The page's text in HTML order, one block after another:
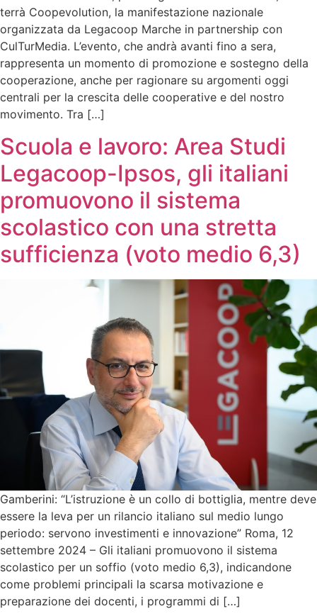
terrà Coopevolution, la manifestazione nazionale
organizzata da Legacoop Marche in partnership con
CulTurMedia. L’evento, che andrà avanti fino a sera,
rappresenta un momento di promozione e sostegno della
cooperazione, anche per ragionare su argomenti oggi
centrali per la crescita delle cooperative e del nostro
movimento. Tra […]
Scuola e lavoro: Area Studi
Legacoop-Ipsos, gli italiani
promuovono il sistema
scolastico con una stretta
sufficienza (voto medio 6,3)
Gamberini: “L’istruzione è un collo di bottiglia, mentre deve
essere la leva per un rilancio italiano sul medio lungo
periodo: servono investimenti e innovazione” Roma, 12
settembre 2024 – Gli italiani promuovono il sistema
scolastico per un soffio (voto medio 6,3), indicandone
come problemi principali la scarsa motivazione e
preparazione dei docenti, i programmi di […]